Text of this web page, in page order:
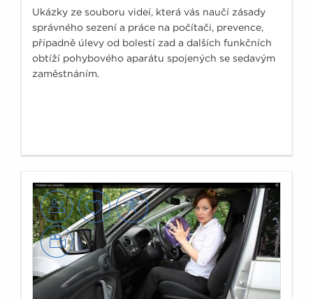
Ukázky ze souboru videí, která vás naučí zásady
správného sezení a práce na počítači, prevence,
případně úlevy od bolestí zad a dalších funkčních
obtíží pohybového aparátu spojených se sedavým
zaměstnáním.